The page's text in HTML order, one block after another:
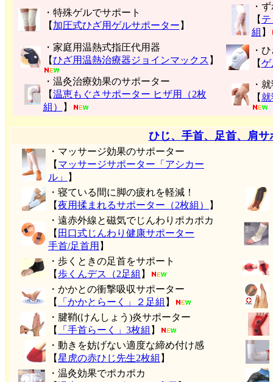
・特殊ゲルでサポート
【 加圧式ひざ用ゲルサポーター 】
・
【
組 】
・家庭用温熱式指圧代用器
【ひざ用温熱治療器ジョインマックス 】
・
【ゲ
・温灸治療効果のサポーター
【温恵もぐさサポーター ヒザ用（2枚
組）
】
・
【
ひじ、手首、足首、肩サ
・マッサージ効果のサポーター
【 マッサージサポーター「アシカー
ル」
】
・寝ている間に脚の疲れを軽減！
【夜用揉まれるサポーター（2枚組） 】
・遠赤外線と磁気でじんわりポカポカ
【 田口式じんわり健康サポーター
手首/足首用 】
・歩くときの足首をサポート
【歩くんデス（2足組 】
・かかとの衝撃吸収サポーター
【
「かかとらーく」２足組 】
・腱鞘(けんしょう)炎サポーター
【
「手首らーく」3枚組 】
・動きを妨げない適度な締め付け感
【星虎の赤ひじ先生2枚組 】
・温灸効果でポカポカ